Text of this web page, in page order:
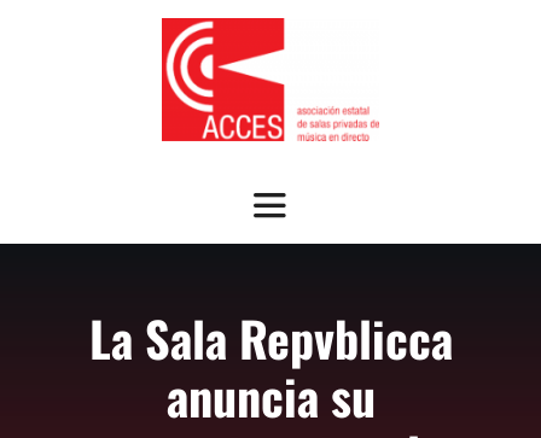
Toggle
Navigation
OFRECEMOS
La Sala Repvblicca
anuncia su